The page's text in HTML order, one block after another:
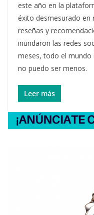
este año en la
éxito desmesurado en
reseñas y
inundaron las redes
meses, todo el mundo
no puedo ser menos.
Leer más